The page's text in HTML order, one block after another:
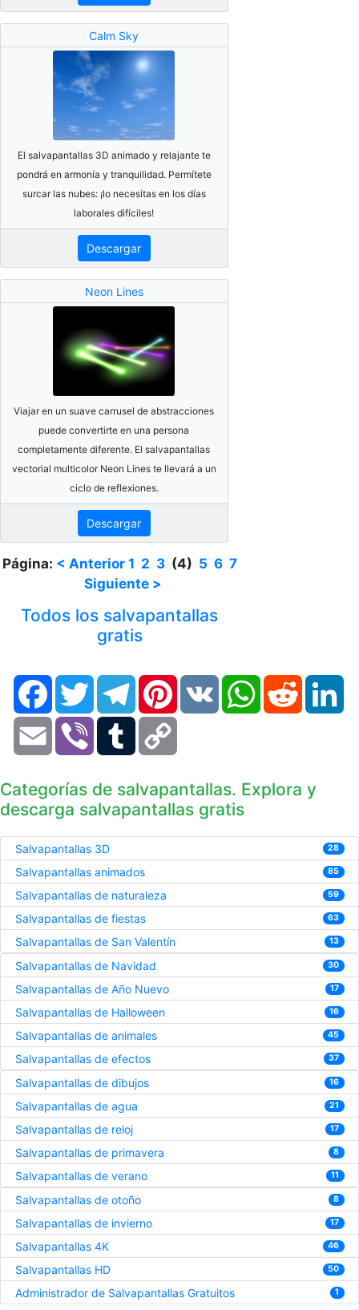
Calm Sky
El salvapantallas 3D animado y relajante te
pondrá en armonía y tranquilidad. Permítete
surcar las nubes: ¡lo necesitas en los días
laborales difíciles!
Descargar
Neon Lines
Viajar en un suave carrusel de abstracciones
puede convertirte en una persona
completamente diferente. El salvapantallas
vectorial multicolor Neon Lines te llevará a un
ciclo de reflexiones.
Descargar
Página: < Anterior 1 2 3(4) 5 6 7
Siguiente >
Todos los salvapantallas
gratis
FacebookTwitter TelegramPinterestVK WhatsAppReddit
Email Viber Tumblr
Categorías de salvapantallas. Explora y
descarga salvapantallas gratis
Salvapantallas 3D 28
Salvapantallas animados 85
Salvapantallas de naturaleza 59
Salvapantallas de fiestas 63
Salvapantallas de San Valentín 13
Salvapantallas de Navidad 30
Salvapantallas de Año Nuevo 17
Salvapantallas de Halloween 16
Salvapantallas de animales 45
Salvapantallas de efectos 37
Salvapantallas de dibujos 16
Salvapantallas de agua 21
Salvapantallas de reloj 17
Salvapantallas de primavera 8
Salvapantallas de verano 11
Salvapantallas de otoño 8
Salvapantallas de invierno 17
Salvapantallas 4K 46
Salvapantallas HD 50
Administrador de Salvapantallas Gratuitos 1